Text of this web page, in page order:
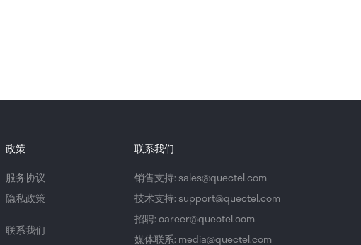
政策
服务协议
隐私政策
联系我们
联系我们
销售支持: sales@quectel.com
技术支持: support@quectel.com
招聘: career@quectel.com
媒体联系: media@quectel.com